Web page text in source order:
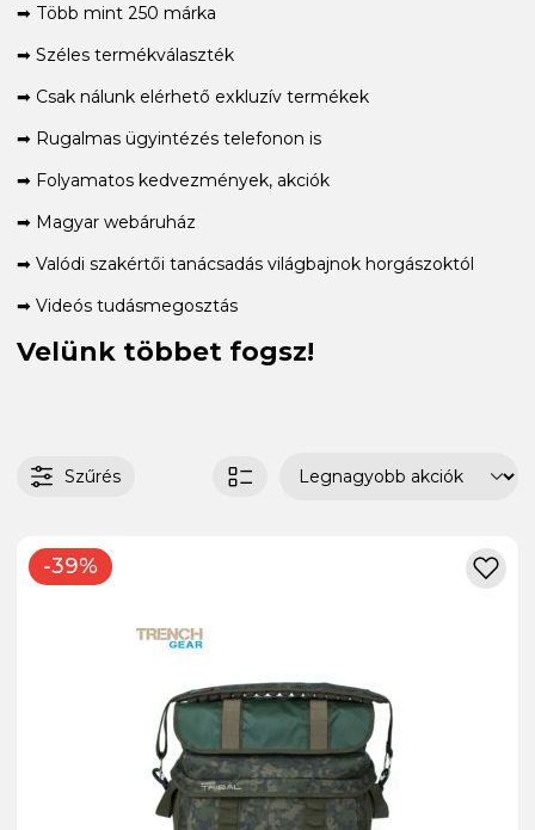
➡ Több mint 250 márka
➡ Széles termékválaszték
➡ Csak nálunk elérhető exkluzív termékek
➡ Rugalmas ügyintézés telefonon is
➡ Folyamatos kedvezmények, akciók
➡ Magyar webáruház
➡ Valódi szakértői tanácsadás világbajnok horgászoktól
➡ Videós tudásmegosztás
Velünk többet fogsz!
Szűrés
-39%